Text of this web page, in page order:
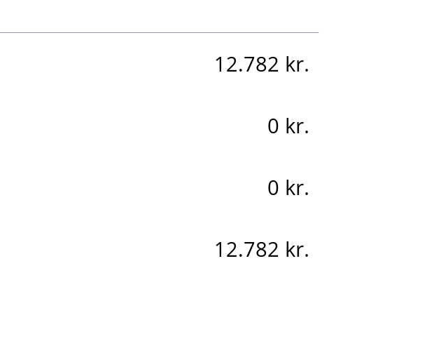
12.782 kr.
0 kr.
0 kr.
12.782 kr.